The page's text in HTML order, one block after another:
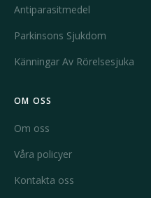
Antiparasitmedel
Parkinsons Sjukdom
Känningar Av Rörelsesjuka
OM OSS
Om oss
Våra policyer
Kontakta oss